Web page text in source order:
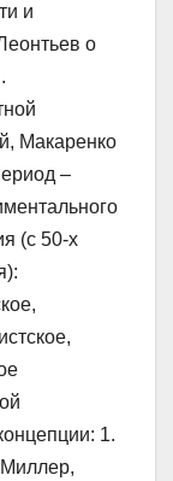
и
о
Макаренко
–
(с 50-х
1.